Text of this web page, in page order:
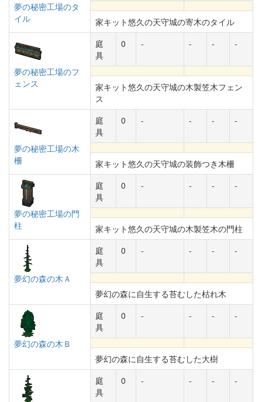
夢の秘密工場のタ
イル
家キット悠久の天守城の寄木のタイル
夢の秘密工場のフ
ェンス
庭
具
0 - - - -
家キット悠久の天守城の木製笠木フェン
ス
夢の秘密工場の木
柵
庭
具
0 - - - -
家キット悠久の天守城の装飾つき木柵
夢の秘密工場の門
柱
庭
具
0 - - - -
家キット悠久の天守城の木製笠木の門柱
夢幻の森の木Ａ
庭
具
0 - - - -
夢幻の森に自生する苔むした枯れ木
夢幻の森の木Ｂ
庭
具
0 - - - -
夢幻の森に自生する苔むした大樹
庭
具
0 - - - -